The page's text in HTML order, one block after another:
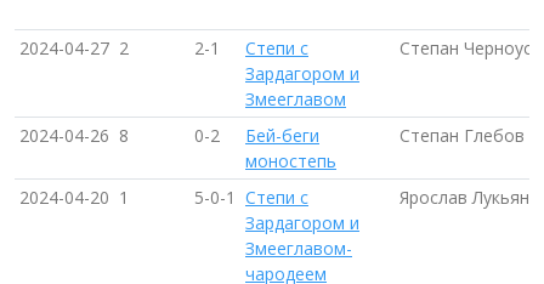
2024-04-27 2 2-1
Степи с
Зардагором и
Змееглавом
Степан
2024-04-26 8 0-2
Бей-беги
моностепь
Степан Глебов
2024-04-20 1 5-0-1 Степи с
Зардагором и
Змееглавом-
чародеем
Ярослав